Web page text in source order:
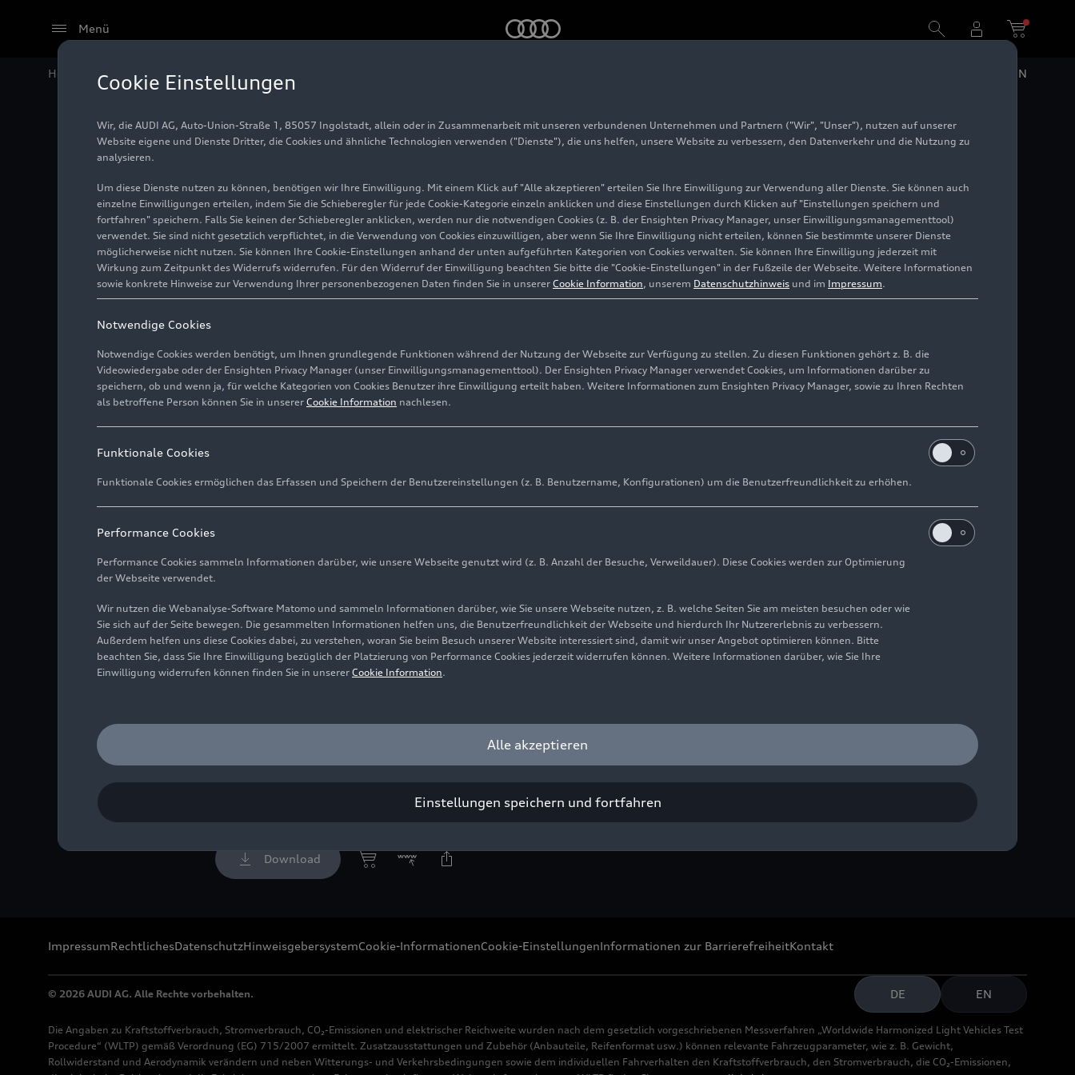
Menü
Home Audi Media Center Fotos EN
Audi A5
Illustration 19.09.2024
Effiziente Rekuperation durch den Triebstranggenerator (TSG*). Das Fahrzeug basiert auf der
Bild-Nr: A244236 · Copyright: AUDI AG
Download
ImpressumRechtlichesDatenschutzHinweisgebersystemCookie-InformationenCookie-EinstellungenInformationen zur BarrierefreiheitKontakt
© 2026 AUDI AG. Alle Rechte vorbehalten. DE EN
Die Angaben zu Kraftstoffverbrauch, Stromverbrauch, CO₂-Emissionen und elektrischer Reichweite wurden nach dem gesetzlich vorgeschriebenen Messverfahren „Worldwide Harmonized Light Vehicles Test
Procedure“ (WLTP) gemäß Verordnung (EG) 715/2007 ermittelt. Zusatzausstattungen und Zubehör (Anbauteile, Reifenformat usw.) können relevante Fahrzeugparameter, wie z. B. Gewicht,
Rollwiderstand und Aerodynamik verändern und neben Witterungs- und Verkehrsbedingungen sowie dem individuellen Fahrverhalten den Kraftstoffverbrauch, den Stromverbrauch, die CO₂-Emissionen,
Cookie Einstellungen
Wir, die AUDI AG, Auto-Union-Straße 1, 85057 Ingolstadt, allein oder in Zusammenarbeit mit unseren verbundenen Unternehmen und Partnern ("Wir", "Unser"), nutzen auf unserer
Website eigene und Dienste Dritter, die Cookies und ähnliche Technologien verwenden ("Dienste"), die uns helfen, unsere Website zu verbessern, den Datenverkehr und die Nutzung zu
analysieren.
Um diese Dienste nutzen zu können, benötigen wir Ihre Einwilligung. Mit einem Klick auf "Alle akzeptieren" erteilen Sie Ihre Einwilligung zur Verwendung aller Dienste. Sie können auch
einzelne Einwilligungen erteilen, indem Sie die Schieberegler für jede Cookie-Kategorie einzeln anklicken und diese Einstellungen durch Klicken auf "Einstellungen speichern und
fortfahren" speichern. Falls Sie keinen der Schieberegler anklicken, werden nur die notwendigen Cookies (z. B. der Ensighten Privacy Manager, unser Einwilligungsmanagementtool)
verwendet. Sie sind nicht gesetzlich verpflichtet, in die Verwendung von Cookies einzuwilligen, aber wenn Sie Ihre Einwilligung nicht erteilen, können Sie bestimmte unserer Dienste
möglicherweise nicht nutzen. Sie können Ihre Cookie-Einstellungen anhand der unten aufgeführten Kategorien von Cookies verwalten. Sie können Ihre Einwilligung jederzeit mit
Wirkung zum Zeitpunkt des Widerrufs widerrufen. Für den Widerruf der Einwilligung beachten Sie bitte die "Cookie-Einstellungen" in der Fußzeile der Webseite. Weitere Informationen
sowie konkrete Hinweise zur Verwendung Ihrer personenbezogenen Daten finden Sie in unserer Cookie Information, unserem Datenschutzhinweis und im Impressum.
Notwendige Cookies
Notwendige Cookies werden benötigt, um Ihnen grundlegende Funktionen während der Nutzung der Webseite zur Verfügung zu stellen. Zu diesen Funktionen gehört z. B. die
Videowiedergabe oder der Ensighten Privacy Manager (unser Einwilligungsmanagementtool). Der Ensighten Privacy Manager verwendet Cookies, um Informationen darüber zu
speichern, ob und wenn ja, für welche Kategorien von Cookies Benutzer ihre Einwilligung erteilt haben. Weitere Informationen zum Ensighten Privacy Manager, sowie zu Ihren Rechten
als betroffene Person können Sie in unserer Cookie Information nachlesen.
Funktionale Cookies
Funktionale Cookies ermöglichen das Erfassen und Speichern der Benutzereinstellungen (z. B. Benutzername, Konfigurationen) um die Benutzerfreundlichkeit zu erhöhen.
Performance Cookies
Performance Cookies sammeln Informationen darüber, wie unsere Webseite genutzt wird (z. B. Anzahl der Besuche, Verweildauer). Diese Cookies werden zur Optimierung
der Webseite verwendet.
Wir nutzen die Webanalyse-Software Matomo und sammeln Informationen darüber, wie Sie unsere Webseite nutzen, z. B. welche Seiten Sie am meisten besuchen oder wie
Sie sich auf der Seite bewegen. Die gesammelten Informationen helfen uns, die Benutzerfreundlichkeit der Webseite und hierdurch Ihr Nutzererlebnis zu verbessern.
Außerdem helfen uns diese Cookies dabei, zu verstehen, woran Sie beim Besuch unserer Website interessiert sind, damit wir unser Angebot optimieren können. Bitte
beachten Sie, dass Sie Ihre Einwilligung bezüglich der Platzierung von Performance Cookies jederzeit widerrufen können. Weitere Informationen darüber, wie Sie Ihre
Einwilligung widerrufen können finden Sie in unserer Cookie Information.
Alle akzeptieren
Einstellungen speichern und fortfahren